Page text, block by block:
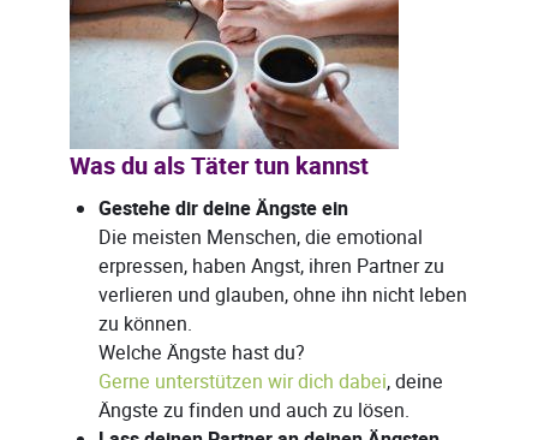
Was du als Täter tun kannst
Gestehe dir deine Ängste ein
Die meisten Menschen, die emotional
erpressen, haben Angst, ihren Partner zu
verlieren und glauben, ohne ihn nicht leben
zu können.
Welche Ängste hast du?
Gerne unterstützen wir dich dabei, deine
Ängste zu finden und auch zu lösen.